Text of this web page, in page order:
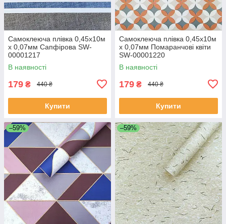
Самоклеюча плівка 0,45х10м
х 0,07мм Сапфірова SW-
00001217
В наявності
179 ₴ 440 ₴
Купити
Самоклеюча плівка 0,45х10м
х 0,07мм Помаранчові квіти
SW-00001220
В наявності
179 ₴ 440 ₴
Купити
–59% –59%